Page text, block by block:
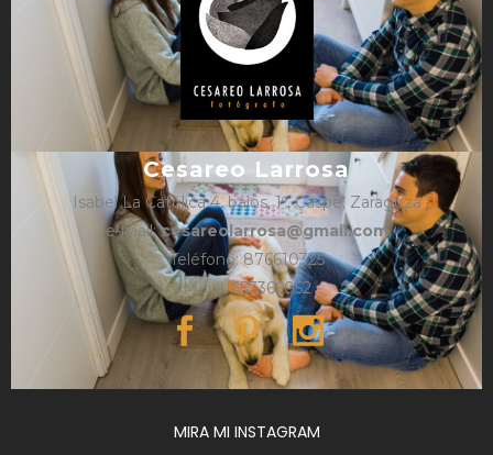
Cesareo Larrosa
Isabel La Católica 4, bajos, 1º, Caspe, Zaragoza
e-mail:cesareolarrosa@gmail.com
Teléfono: 876610325
Móvil: 657366052
MIRA MI INSTAGRAM